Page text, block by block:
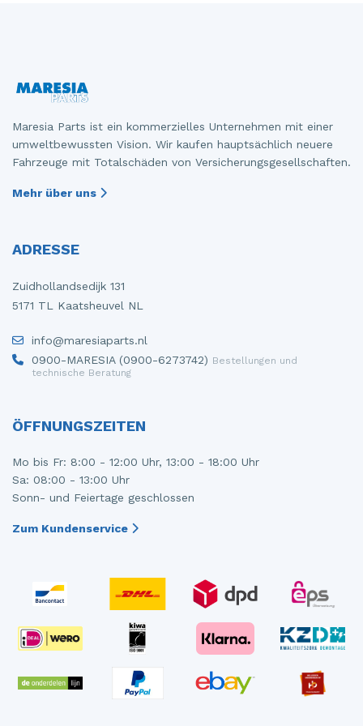
Qualität überprüft.
Maresia Parts ist ein kommerzielles Unternehmen mit einer
umweltbewussten Vision. Wir kaufen hauptsächlich neuere
Fahrzeuge mit Totalschäden von Versicherungsgesellschaften.
Mehr über uns
ADRESSE
Zuidhollandsedijk 131
5171 TL Kaatsheuvel NL
info@maresiaparts.nl
0900-MARESIA (0900-6273742) Bestellungen und
technische Beratung
ÖFFNUNGSZEITEN
Mo bis Fr: 8:00 - 12:00 Uhr, 13:00 - 18:00 Uhr
Sa: 08:00 - 13:00 Uhr
Sonn- und Feiertage geschlossen
Zum Kundenservice